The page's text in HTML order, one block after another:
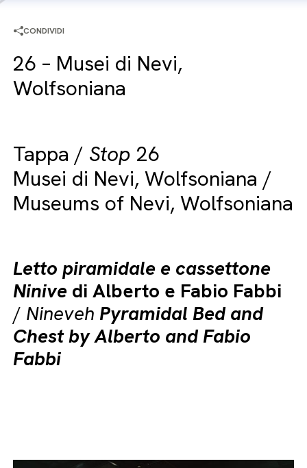
CONDIVIDI
26 – Musei di Nevi,
Wolfsoniana
Tappa / Stop 26
Musei di Nevi, Wolfsoniana /
Museums of Nevi, Wolfsoniana
Letto piramidale e cassettone
Ninive di Alberto e Fabio Fabbi
/ Nineveh Pyramidal Bed and
Chest by Alberto and Fabio
Fabbi